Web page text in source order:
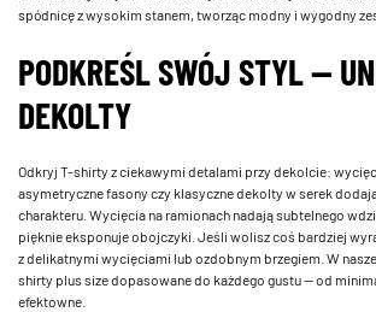
spódnicę z wysokim stanem, tworząc modny i wygodny
PODKREŚL SWÓJ STYL —
DEKOLTY
Odkryj T-shirty z ciekawymi detalami przy dekolcie:
asymetryczne fasony czy klasyczne dekolty w serek
charakteru. Wycięcia na ramionach nadają subtelnego
pięknie eksponuje obojczyki. Jeśli wolisz coś bardziej
z delikatnymi wycięciami lub ozdobnym brzegiem. W
shirty plus size dopasowane do każdego gustu — od
efektowne.